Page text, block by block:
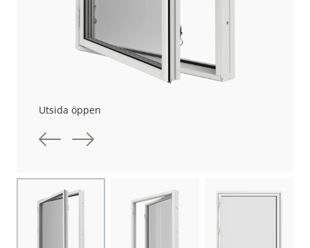
Föregående bild
Nästa bild
Utsida öppen
Choose image Choose image Choose image